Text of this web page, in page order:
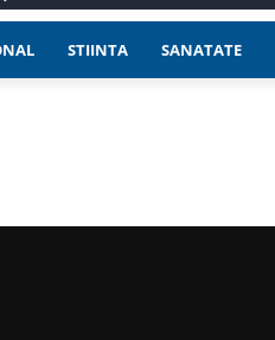
STIINTA SANATATE